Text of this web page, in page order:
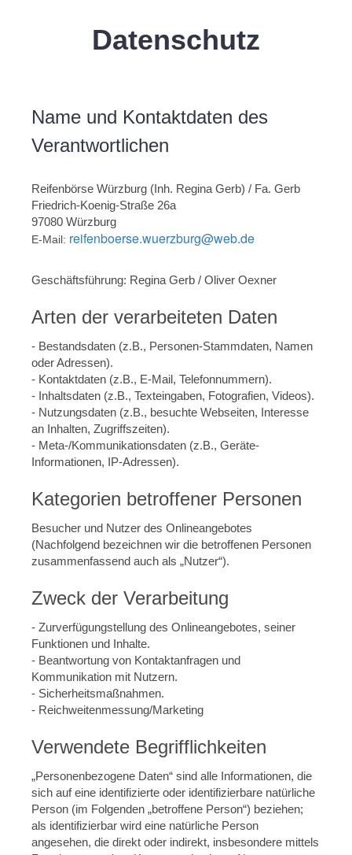
Datenschutz
Name und Kontaktdaten des
Verantwortlichen
Reifenbörse Würzburg (Inh. Regina Gerb) / Fa. Gerb
Friedrich-Koenig-Straße 26a
97080 Würzburg
E-Mail: reifenboerse.wuerzburg@web.de
Geschäftsführung: Regina Gerb / Oliver Oexner
Arten der verarbeiteten Daten
- Bestandsdaten (z.B., Personen-Stammdaten, Namen
oder Adressen).
- Kontaktdaten (z.B., E-Mail, Telefonnummern).
- Inhaltsdaten (z.B., Texteingaben, Fotografien, Videos).
- Nutzungsdaten (z.B., besuchte Webseiten, Interesse
an Inhalten, Zugriffszeiten).
- Meta-/Kommunikationsdaten (z.B., Geräte-
Informationen, IP-Adressen).
Kategorien betroffener Personen
Besucher und Nutzer des Onlineangebotes
(Nachfolgend bezeichnen wir die betroffenen Personen
zusammenfassend auch als „Nutzer“).
Zweck der Verarbeitung
- Zurverfügungstellung des Onlineangebotes, seiner
Funktionen und Inhalte.
- Beantwortung von Kontaktanfragen und
Kommunikation mit Nutzern.
- Sicherheitsmaßnahmen.
- Reichweitenmessung/Marketing
Verwendete Begrifflichkeiten
„Personenbezogene Daten“ sind alle Informationen, die
sich auf eine identifizierte oder identifizierbare natürliche
Person (im Folgenden „betroffene Person“) beziehen;
als identifizierbar wird eine natürliche Person
angesehen, die direkt oder indirekt, insbesondere mittels